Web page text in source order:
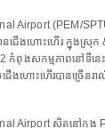
Airport (PEM/
ើងហោះហើរ ក្នុងស្រុក
ពុងសកម្មភាពនៅទីនេ
ើងហោះហើរបានច្រើនរាល់
Airport ស្ថិតនៅក្នុ